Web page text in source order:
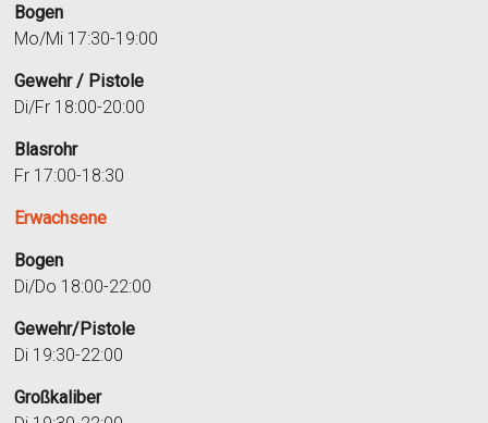
Bogen
Mo/Mi 17:30-19:00
Gewehr / Pistole
Di/Fr 18:00-20:00
Blasrohr
Fr 17:00-18:30
Erwachsene
Bogen
Di/Do 18:00-22:00
Gewehr/Pistole
Di 19:30-22:00
Großkaliber